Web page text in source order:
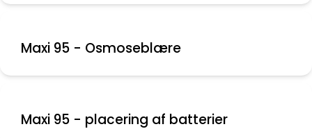
Maxi 95 - Osmoseblære
Maxi 95 - placering af batterier